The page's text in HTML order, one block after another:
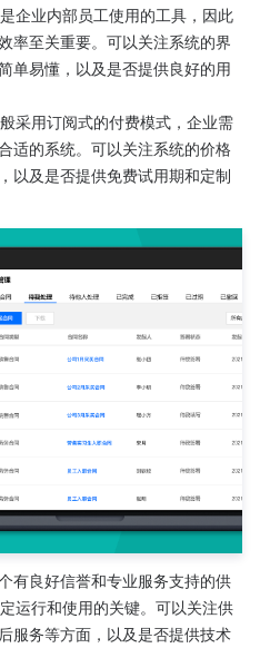
企业内部员工使用的工具，因此
率至关重要。可以关注系统的界
单易懂，以及是否提供良好的用
采用订阅式的付费模式，企业需
适的系统。可以关注系统的价格
以及是否提供免费试用期和定制
有良好信誉和专业服务支持的供
运行和使用的关键。可以关注供
服务等方面，以及是否提供技术